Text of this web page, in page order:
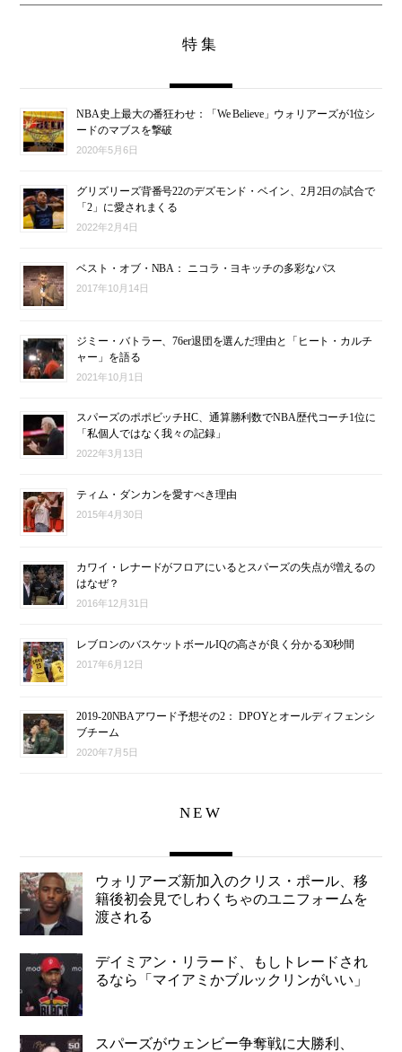
特集
NBA史上最大の番狂わせ：「We Believe」ウォリアーズが1位シ
ードのマブスを撃破
2020年5月6日
グリズリーズ背番号22のデズモンド・ベイン、2月2日の試合で
「2」に愛されまくる
2022年2月4日
ベスト・オブ・NBA： ニコラ・ヨキッチの多彩なパス
2017年10月14日
ジミー・バトラー、76er退団を選んだ理由と「ヒート・カルチ
ャー」を語る
2021年10月1日
スパーズのポポビッチHC、通算勝利数でNBA歴代コーチ1位に
「私個人ではなく我々の記録」
2022年3月13日
ティム・ダンカンを愛すべき理由
2015年4月30日
カワイ・レナードがフロアにいるとスパーズの失点が増えるの
はなぜ？
2016年12月31日
レブロンのバスケットボールIQの高さが良く分かる30秒間
2017年6月12日
2019-20NBAアワード予想その2： DPOYとオールディフェンシ
ブチーム
2020年7月5日
NEW
ウォリアーズ新加入のクリス・ポール、移
籍後初会見でしわくちゃのユニフォームを
渡される
デイミアン・リラード、もしトレードされ
るなら「マイアミかブルックリンがいい」
スパーズがウェンビー争奪戦に大勝利、